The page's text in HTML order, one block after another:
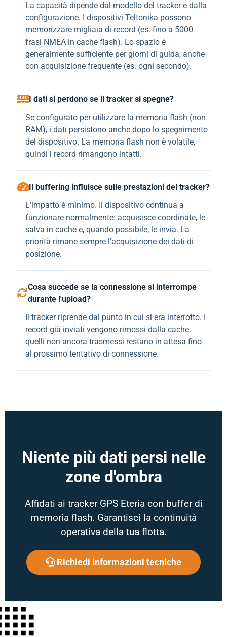
La capacità dipende dal modello del tracker e dalla
configurazione. I dispositivi Teltonika possono
memorizzare migliaia di record (es. fino a 5000
frasi NMEA in cache flash). Lo spazio è
generalmente sufficiente per giorni di guida, anche
con acquisizione frequente (es. ogni secondo).
I dati si perdono se il tracker si spegne?
Se configurato per utilizzare la memoria flash (non
RAM), i dati persistono anche dopo lo spegnimento
del dispositivo. La memoria flash non è volatile,
quindi i record rimangono intatti.
Il buffering influisce sulle prestazioni del tracker?
L'impatto è minimo. Il dispositivo continua a
funzionare normalmente: acquisisce coordinate, le
salva in cache e, quando possibile, le invia. La
priorità rimane sempre l'acquisizione dei dati di
posizione.
Cosa succede se la connessione si interrompe
durante l'upload?
Il tracker riprende dal punto in cui si era interrotto. I
record già inviati vengono rimossi dalla cache,
quelli non ancora trasmessi restano in attesa fino
al prossimo tentativo di connessione.
Niente più dati persi nelle
zone d'ombra
Affidati ai tracker GPS Eteria con buffer di
memoria flash. Garantisci la continuità
operativa della tua flotta.
Richiedi informazioni tecniche